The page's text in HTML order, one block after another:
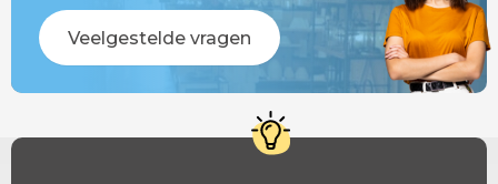
Veelgestelde vragen